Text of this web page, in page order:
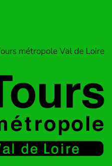
métropole Val de Loire